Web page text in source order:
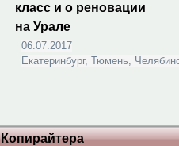
класс и о реновации
на Урале
06.07.2017
Екатеринбург, Тюмень,